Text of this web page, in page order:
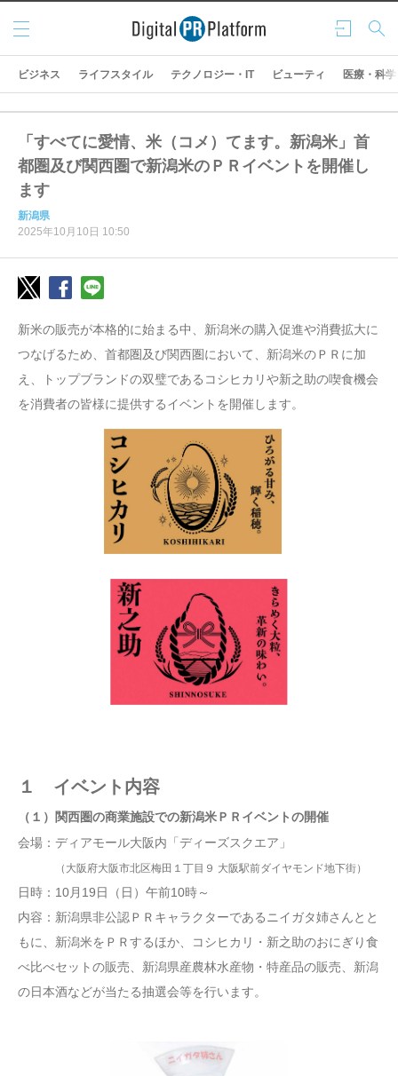
ログ
イン
検索
メニ
ュー
ビジネス ライフスタイル テクノロジー・IT ビューティ 医療・科学
「すべてに愛情、米（コメ）てます。新潟米」首
都圏及び関西圏で新潟米のＰＲイベントを開催し
ます
新潟県
2025年10月10日 10:50
新米の販売が本格的に始まる中、新潟米の購入促進や消費拡大に
つなげるため、首都圏及び関西圏において、新潟米のＰＲに加
え、トップブランドの双璧であるコシヒカリや新之助の喫食機会
を消費者の皆様に提供するイベントを開催します。
１ イベント内容
（１）関西圏の商業施設での新潟米ＰＲイベントの開催
会場：ディアモール大阪内「ディーズスクエア」
（大阪府大阪市北区梅田１丁目９ 大阪駅前ダイヤモンド地下街）
日時：10月19日（日）午前10時～
内容：新潟県非公認ＰＲキャラクターであるニイガタ姉さんとと
もに、新潟米をＰＲするほか、コシヒカリ・新之助のおにぎり食
べ比べセットの販売、新潟県産農林水産物・特産品の販売、新潟
の日本酒などが当たる抽選会等を行います。